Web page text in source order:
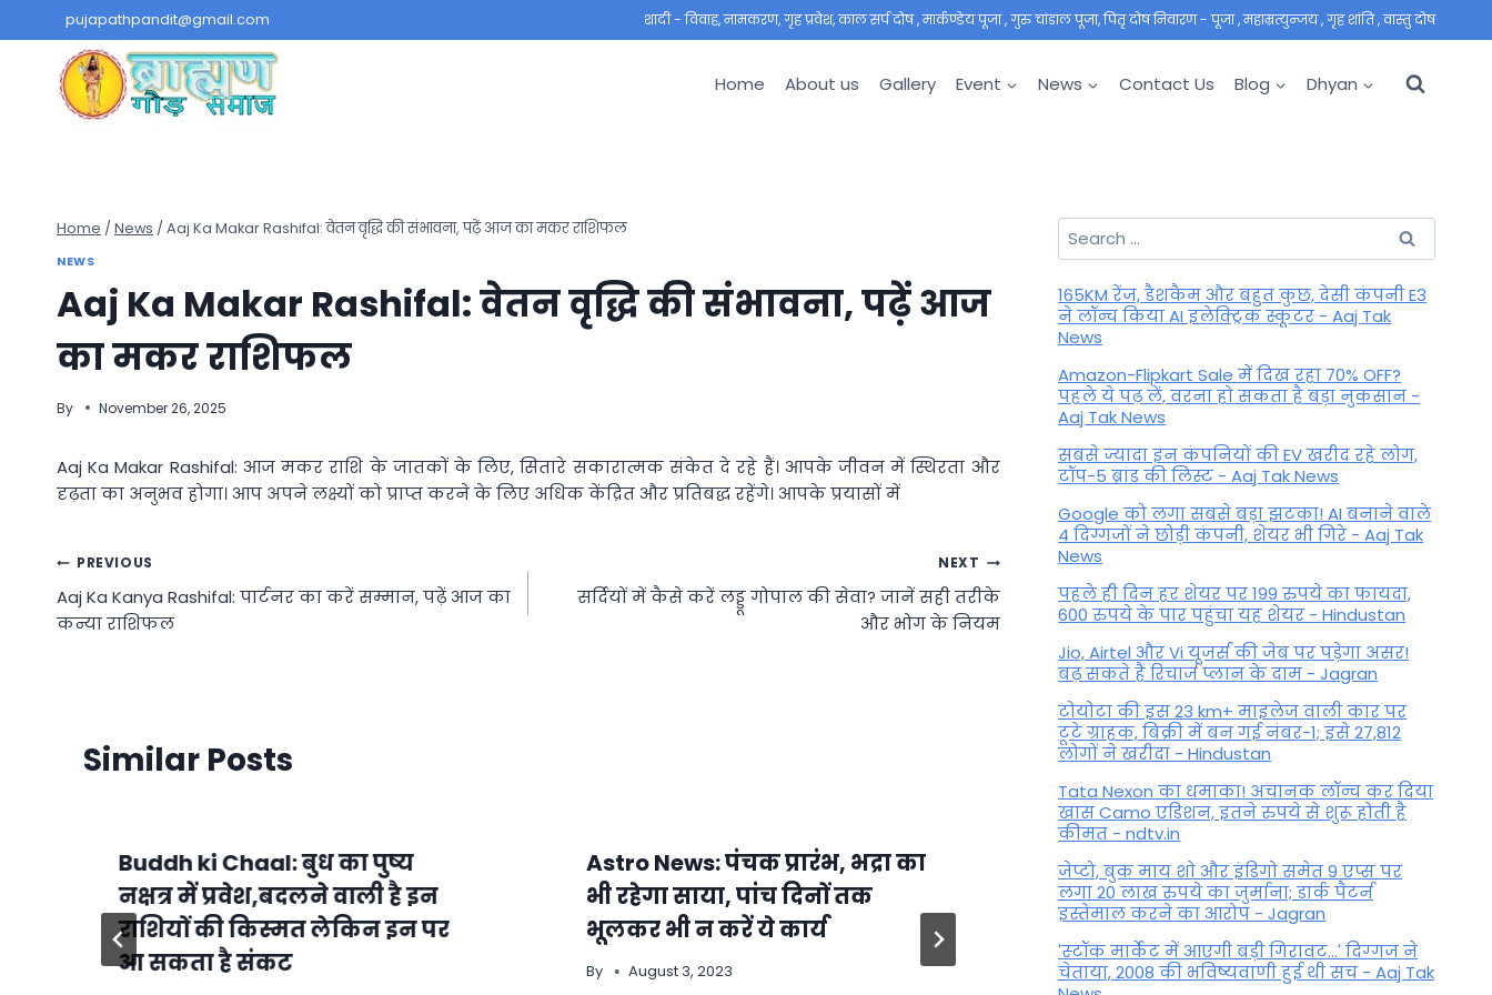
to
content
pujapathpandit@gmail.com शादी - विवाह, नामकरण, गृह प्रवेश, काल सर्प दोष , मार्कण्डेय पूजा , गुरु चांडाल पूजा, पितृ दोष निवारण - पूजा , महाम्रत्युन्जय , गृह शांति , वास्तु दोष
Home About us Gallery Event News Contact Us Blog Dhyan
Home / News / Aaj Ka Makar Rashifal: वेतन वृद्धि की संभावना, पढ़ें आज का मकर राशिफल
NEWS
Aaj Ka Makar Rashifal: वेतन वृद्धि की संभावना, पढ़ें आज
का मकर राशिफल
By November 26, 2025
Aaj Ka Makar Rashifal: आज मकर राशि के जातकों के लिए, सितारे सकारात्मक संकेत दे रहे हैं। आपके जीवन में स्थिरता और
दृढ़ता का अनुभव होगा। आप अपने लक्ष्यों को प्राप्त करने के लिए अधिक केंद्रित और प्रतिबद्ध रहेंगे। आपके प्रयासों में
Post
navigation
PREVIOUS
Aaj Ka Kanya Rashifal: पार्टनर का करें सम्मान, पढ़ें आज का
कन्या राशिफल
NEXT
सर्दियों में कैसे करें लड्डू गोपाल की सेवा? जानें सही तरीके
और भोग के नियम
Similar Posts
Buddh ki Chaal: बुध का पुष्य
नक्षत्र में प्रवेश,बदलने वाली है इन
राशियों की किस्मत लेकिन इन पर
आ सकता है संकट
Astro News: पंचक प्रारंभ, भद्रा का
भी रहेगा साया, पांच दिनों तक
भूलकर भी न करें ये कार्य
By August 3, 2023
विश्व पर्यावरण दिवस पर राशि
अनुसार पौधा लगाएं, कुंडली के
खराब ग्रह होंगे शांत, मिलेगा लाभ
By June 5, 2022
Search
for:
165KM रेंज, डैशकैम और बहुत कुछ, देसी कंपनी E3
ने लॉन्च किया AI इलेक्ट्रिक स्कूटर - Aaj Tak
News
Amazon-Flipkart Sale में दिख रहा 70% OFF?
पहले ये पढ़ लें, वरना हो सकता है बड़ा नुकसान -
Aaj Tak News
सबसे ज्यादा इन कंपनियों की EV खरीद रहे लोग,
टॉप-5 ब्रांड की लिस्ट - Aaj Tak News
Google को लगा सबसे बड़ा झटका! AI बनाने वाले
4 दिग्गजों ने छोड़ी कंपनी, शेयर भी गिरे - Aaj Tak
News
पहले ही दिन हर शेयर पर 199 रुपये का फायदा,
600 रुपये के पार पहुंचा यह शेयर - Hindustan
Jio, Airtel और Vi यूजर्स की जेब पर पड़ेगा असर!
बढ़ सकते हैं रिचार्ज प्लान के दाम - Jagran
टोयोटा की इस 23 km+ माइलेज वाली कार पर
टूटे ग्राहक, बिक्री में बन गई नंबर-1; इसे 27,812
लोगों ने खरीदा - Hindustan
Tata Nexon का धमाका! अचानक लॉन्च कर दिया
खास Camo एडिशन, इतने रुपये से शुरू होती है
कीमत - ndtv.in
जेप्टो, बुक माय शो और इंडिगो समेत 9 एप्स पर
लगा 20 लाख रुपये का जुर्माना; डार्क पैटर्न
इस्तेमाल करने का आरोप - Jagran
'स्‍टॉक मार्केट में आएगी बड़ी गिरावट...' दिग्‍गज ने
चेताया, 2008 की भविष्यवाणी हुई थी सच - Aaj Tak